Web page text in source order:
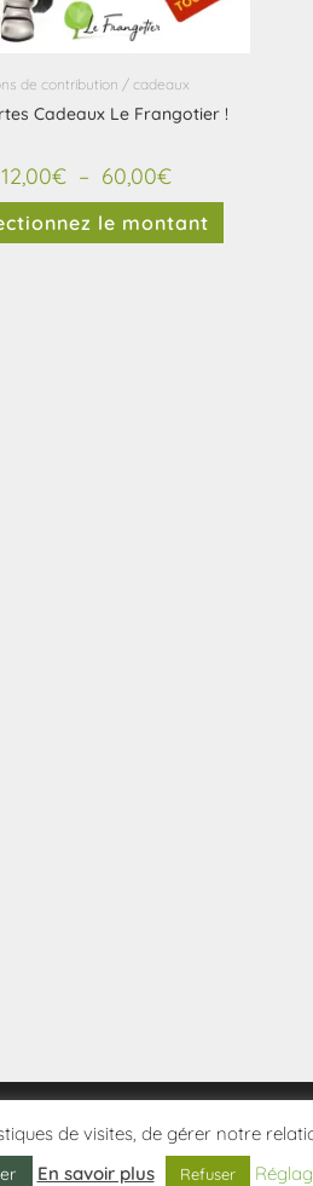
de contribution / cadeaux
Cadeaux Le Frangotier !
12,00€ – 60,00€
le montant
Politique de
de visites, de gérer notre
En savoir plus Refuser